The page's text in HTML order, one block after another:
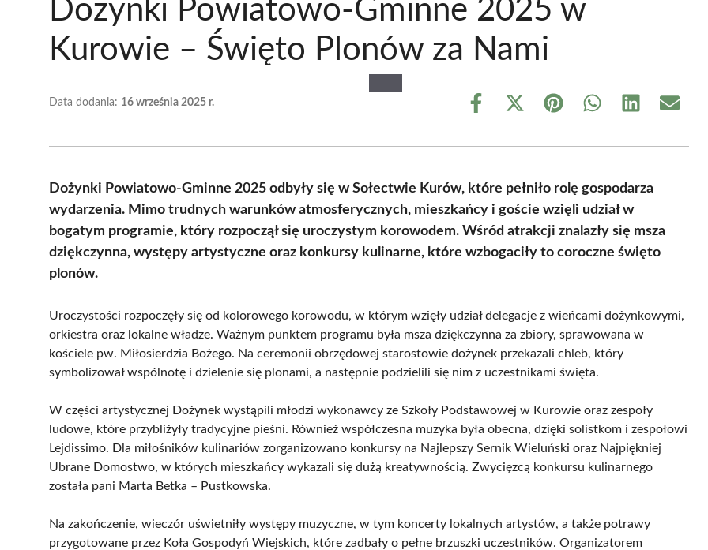
Dożynki Powiatowo-Gminne 2025 w
Kurowie – Święto Plonów za Nami
Data dodania: 16 września 2025 r.
Share
Share
(Twitter)
Share Share Share Share
Dożynki Powiatowo-Gminne 2025 odbyły się w Sołectwie Kurów, które pełniło rolę gospodarza
wydarzenia. Mimo trudnych warunków atmosferycznych, mieszkańcy i goście wzięli udział w
bogatym programie, który rozpoczął się uroczystym korowodem. Wśród atrakcji znalazły się msza
dziękczynna, występy artystyczne oraz konkursy kulinarne, które wzbogaciły to coroczne święto
plonów.
Uroczystości rozpoczęły się od kolorowego korowodu, w którym wzięły udział delegacje z wieńcami dożynkowymi,
orkiestra oraz lokalne władze. Ważnym punktem programu była msza dziękczynna za zbiory, sprawowana w
kościele pw. Miłosierdzia Bożego. Na ceremonii obrzędowej starostowie dożynek przekazali chleb, który
symbolizował wspólnotę i dzielenie się plonami, a następnie podzielili się nim z uczestnikami święta.
W części artystycznej Dożynek wystąpili młodzi wykonawcy ze Szkoły Podstawowej w Kurowie oraz zespoły
ludowe, które przybliżyły tradycyjne pieśni. Również współczesna muzyka była obecna, dzięki solistkom i zespołowi
Lejdissimo. Dla miłośników kulinariów zorganizowano konkursy na Najlepszy Sernik Wieluński oraz Najpiękniej
Ubrane Domostwo, w których mieszkańcy wykazali się dużą kreatywnością. Zwycięzcą konkursu kulinarnego
została pani Marta Betka – Pustkowska.
Na zakończenie, wieczór uświetniły występy muzyczne, w tym koncerty lokalnych artystów, a także potrawy
przygotowane przez Koła Gospodyń Wiejskich, które zadbały o pełne brzuszki uczestników. Organizatorem